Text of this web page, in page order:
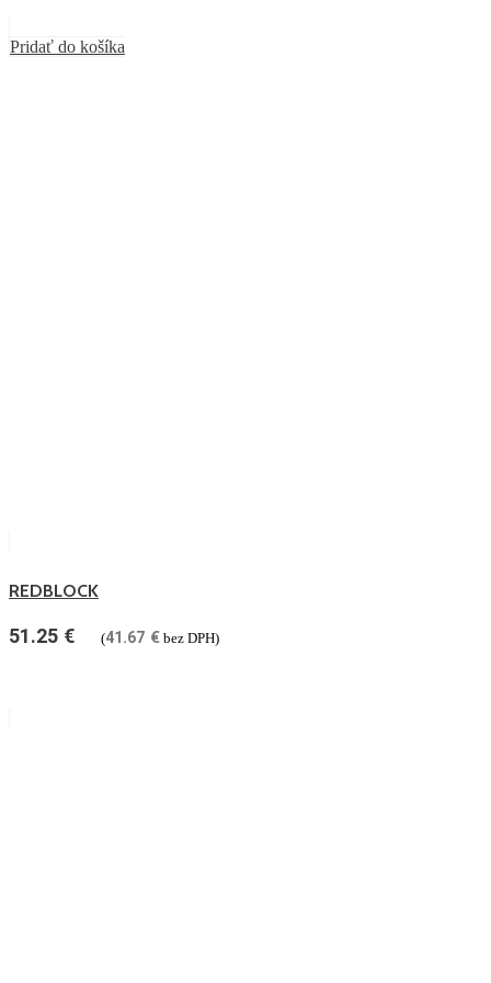
Pridať do košíka
REDBLOCK
51.25 € (41.67 € bez DPH)